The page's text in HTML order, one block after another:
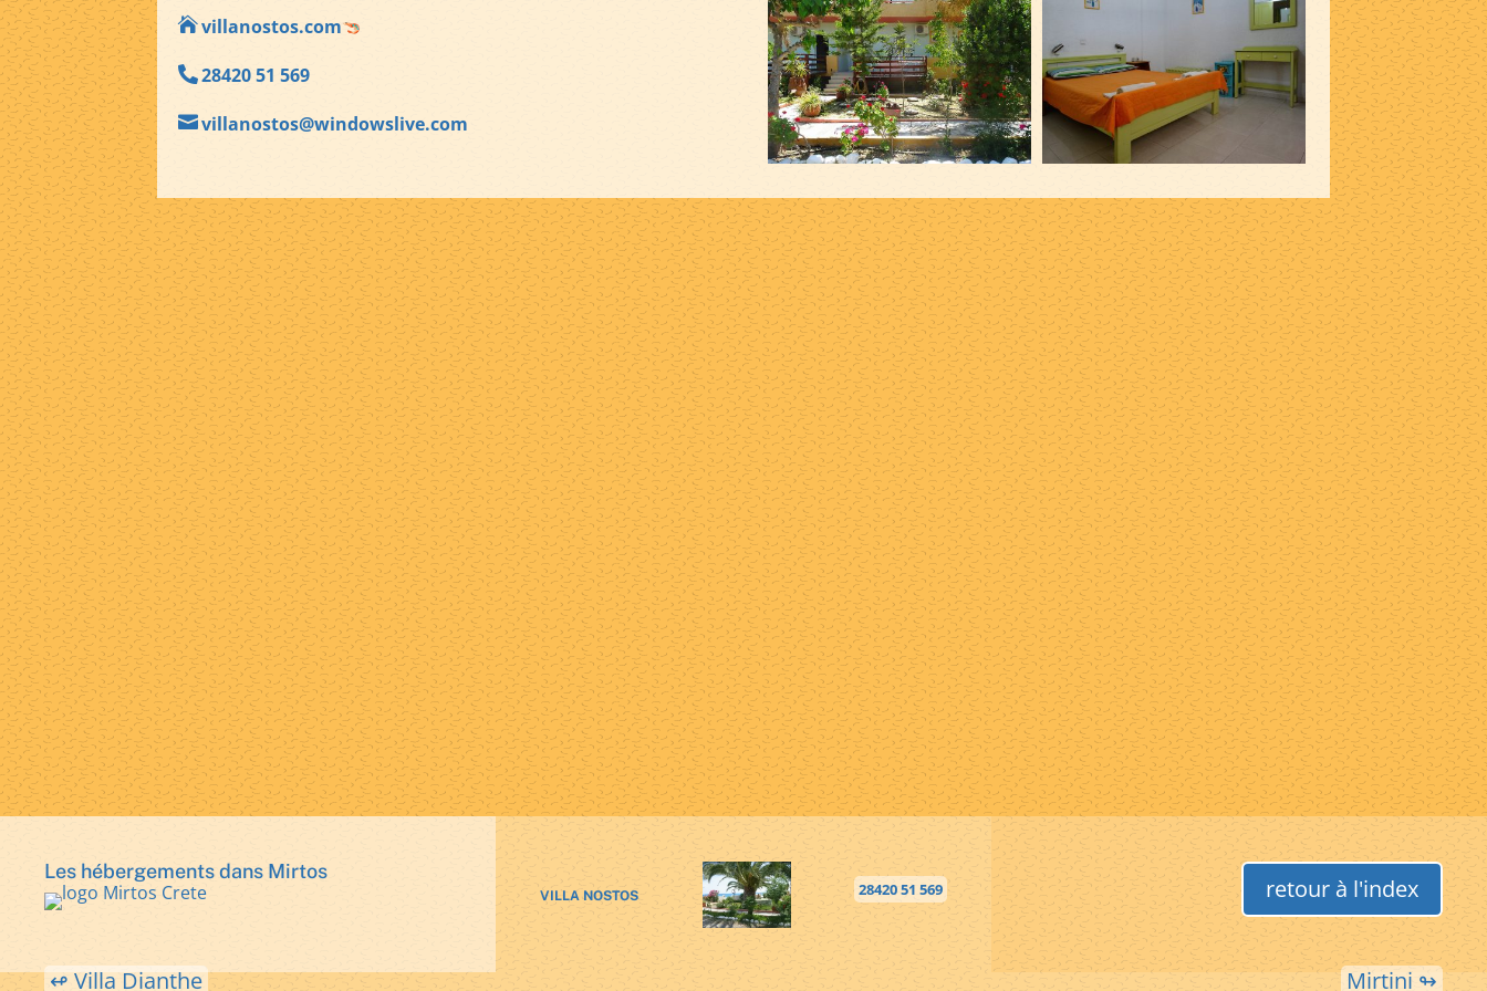
villanostos.com
28420 51 569
villanostos@windowslive.com
Les hébergements dans Mirtos
VILLA NOSTOS 28420 51 569 retour à l'index
Mirtini ↬
↫ Villa Dianthe